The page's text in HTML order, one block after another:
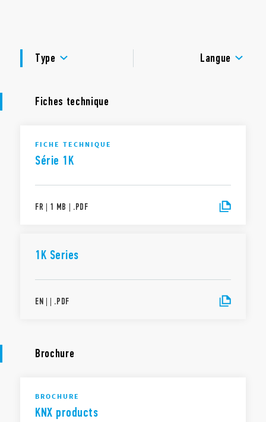
CERTIFICATIONS
Type
Langue
Fiches technique
FICHE TECHNIQUE
Série 1K
FR | 1 MB | .PDF
1K Series
EN | | .PDF
Brochure
BROCHURE
KNX products